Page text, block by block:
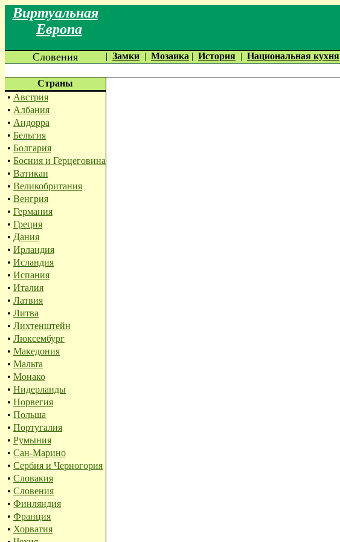
Виртуальная
Европа
Словения | Замки | Мозаика | История | Национальная кухня
Страны
• Австрия
• Албания
• Андорра
• Бельгия
• Болгария
• Босния и Герцеговина
• Ватикан
• Великобритания
• Венгрия
• Германия
• Греция
• Дания
• Ирландия
• Исландия
• Испания
• Италия
• Латвия
• Литва
• Лихтенштейн
• Люксембург
• Македония
• Мальта
• Монако
• Нидерланды
• Норвегия
• Польша
• Португалия
• Румыния
• Сан-Марино
• Сербия и Черногория
• Словакия
• Словения
• Финляндия
• Франция
• Хорватия